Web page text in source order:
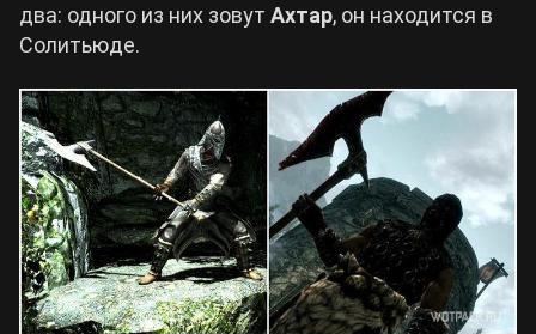
два: одного из них зовут Ахтар, он находится в
Солитьюде.